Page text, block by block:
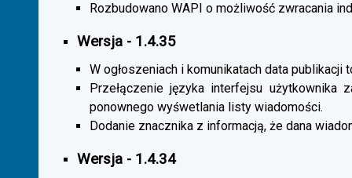
Rozbudowano WAPI o możliwość zwracania
Wersja - 1.4.35
W ogłoszeniach i komunikatach data
Przełączenie języka interfejsu użytkownika
ponownego wyśwetlania listy wiadomości.
Dodanie znacznika z informacją, że dana
Wersja - 1.4.34